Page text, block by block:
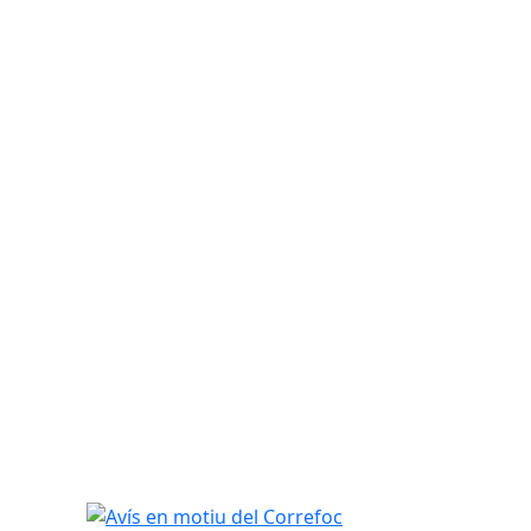
Avís en motiu del Correfoc